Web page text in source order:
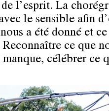
l’esprit. La
le sensible afin
a été donné et
ce que
manque, célébrer ce